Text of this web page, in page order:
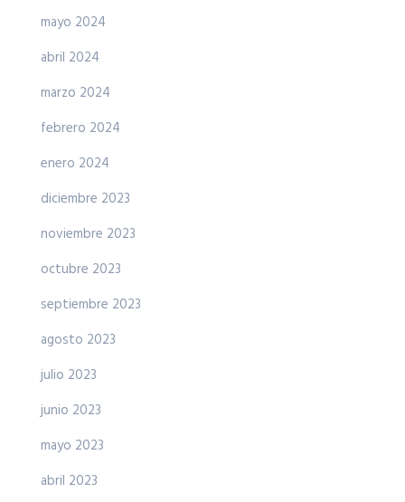
mayo 2024
abril 2024
marzo 2024
febrero 2024
enero 2024
diciembre 2023
noviembre 2023
octubre 2023
septiembre 2023
agosto 2023
julio 2023
junio 2023
mayo 2023
abril 2023